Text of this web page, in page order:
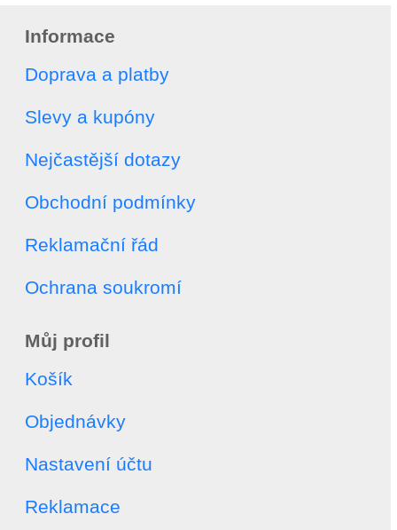
Informace
Doprava a platby
Slevy a kupóny
Nejčastější dotazy
Obchodní podmínky
Reklamační řád
Ochrana soukromí
Můj profil
Košík
Objednávky
Nastavení účtu
Reklamace